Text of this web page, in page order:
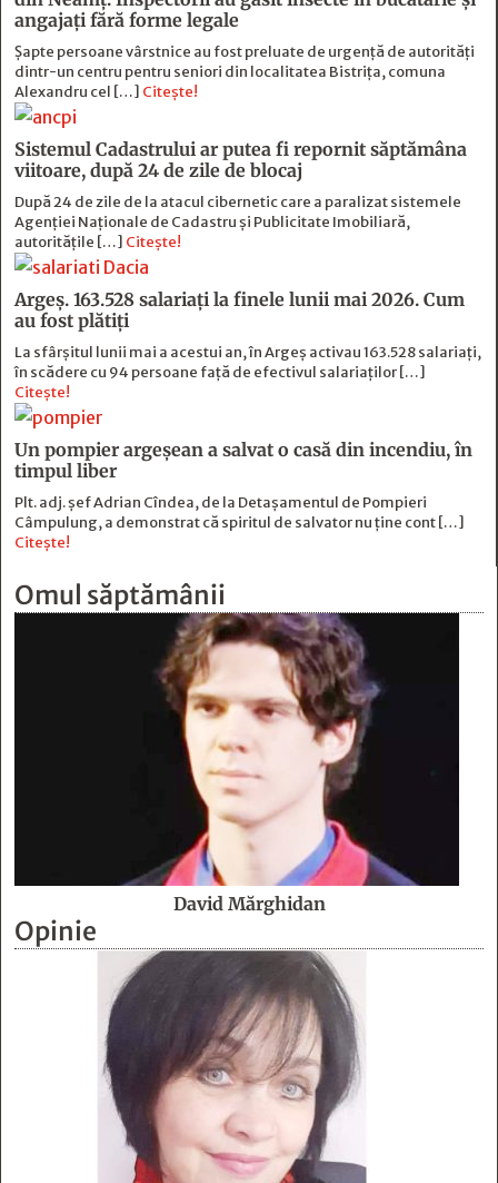
angajați fără forme legale
Șapte persoane vârstnice au fost preluate de urgență de autorități
dintr-un centru pentru seniori din localitatea Bistrița, comuna
Alexandru cel […] Citește!
Sistemul Cadastrului ar putea fi repornit săptămâna
viitoare, după 24 de zile de blocaj
După 24 de zile de la atacul cibernetic care a paralizat sistemele
Agenției Naționale de Cadastru și Publicitate Imobiliară,
autoritățile […] Citește!
Argeș. 163.528 salariați la finele lunii mai 2026. Cum
au fost plătiți
La sfârșitul lunii mai a acestui an, în Argeş activau 163.528 salariați,
în scădere cu 94 persoane faţă de efectivul salariaţilor […]
Citește!
Un pompier argeșean a salvat o casă din incendiu, în
timpul liber
Plt. adj. șef Adrian Cîndea, de la Detașamentul de Pompieri
Câmpulung, a demonstrat că spiritul de salvator nu ține cont […]
Citește!
Omul săptămânii
David Mărghidan
Opinie